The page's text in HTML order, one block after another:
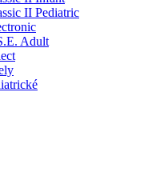
II Pediatric
Adult